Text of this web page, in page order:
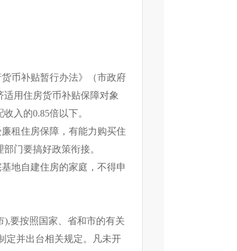
币补贴暂行办法》（市政府
用住房货币补贴保障对象
入的0.85倍以下。
租住房保障，有能力购买住
门要搞好政策衔接。
地自建住房的家庭，不得申
要按照国家、省和市的有关
定并出台相关规定。凡未开